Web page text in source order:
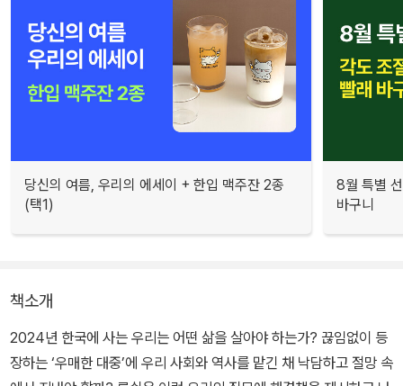
당신의 여름, 우리의 에세이 + 한입 맥주잔 2종
(택1)
8월 특별
바구니
책소개
2024년 한국에 사는 우리는 어떤 삶을 살아야 하는가? 끊임없이 등
장하는 ‘우매한 대중’에 우리 사회와 역사를 맡긴 채 낙담하고 절망 속